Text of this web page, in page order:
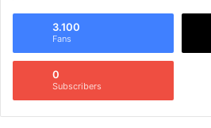
3.100
Fans
0
Subscribers